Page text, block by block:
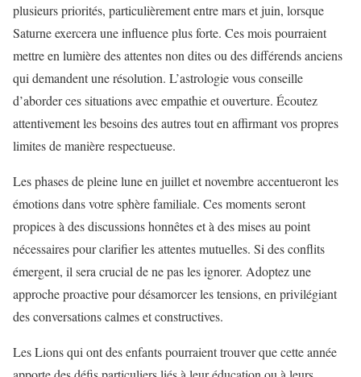
plusieurs priorités, particulièrement entre mars et juin, lorsque
Saturne exercera une influence plus forte. Ces mois pourraient
mettre en lumière des attentes non dites ou des différends anciens
qui demandent une résolution. L’astrologie vous conseille
d’aborder ces situations avec empathie et ouverture. Écoutez
attentivement les besoins des autres tout en affirmant vos propres
limites de manière respectueuse.
Les phases de pleine lune en juillet et novembre accentueront les
émotions dans votre sphère familiale. Ces moments seront
propices à des discussions honnêtes et à des mises au point
nécessaires pour clarifier les attentes mutuelles. Si des conflits
émergent, il sera crucial de ne pas les ignorer. Adoptez une
approche proactive pour désamorcer les tensions, en privilégiant
des conversations calmes et constructives.
Les Lions qui ont des enfants pourraient trouver que cette année